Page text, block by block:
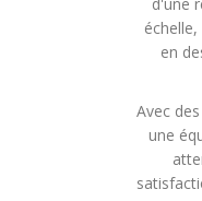
en
Avec
une